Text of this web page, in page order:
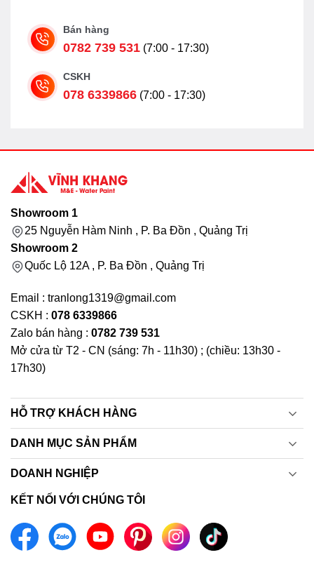
Bán hàng
0782 739 531 (7:00 - 17:30)
CSKH
078 6339866 (7:00 - 17:30)
Showroom 1
25 Nguyễn Hàm Ninh , P. Ba Đồn , Quảng Trị
Showroom 2
Quốc Lộ 12A , P. Ba Đồn , Quảng Trị
Email : tranlong1319@gmail.com
CSKH : 078 6339866
Zalo bán hàng : 0782 739 531
Mở cửa từ T2 - CN (sáng: 7h - 11h30) ; (chiều: 13h30 -
17h30)
HỖ TRỢ KHÁCH HÀNG
DANH MỤC SẢN PHẨM
DOANH NGHIỆP
KẾT NỐI VỚI CHÚNG TÔI